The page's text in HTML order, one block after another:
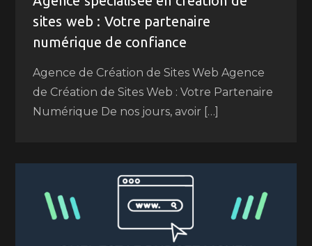
sites web : Votre partenaire
numérique de confiance
Agence de Création de Sites Web Agence
de Création de Sites Web : Votre Partenaire
Numérique De nos jours, avoir […]